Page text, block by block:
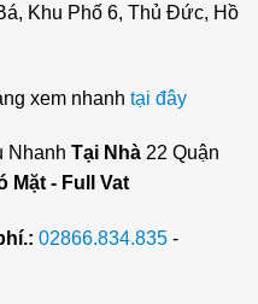
Khu Phố 6, Thủ Đức, Hồ
xem nhanh tại đây
Nhanh Tại Nhà22 Quận
Mặt - Full Vat
02866.834.835 -